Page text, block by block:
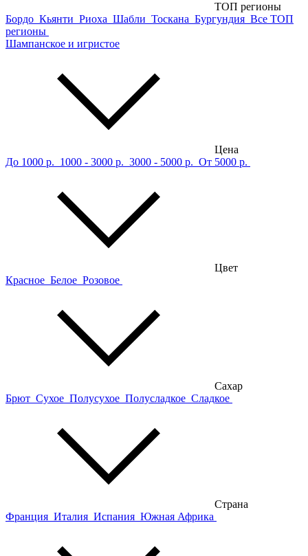
ТОП регионы
Бордо Кьянти Риоха Шабли Тоскана Бургундия Все ТОП
регионы
Шампанское и игристое
Цена
До 1000 р. 1000 - 3000 р. 3000 - 5000 р. От 5000 р.
Цвет
Красное Белое Розовое
Сахар
Брют Сухое Полусухое Полусладкое Сладкое
Страна
Франция Италия Испания Южная Африка